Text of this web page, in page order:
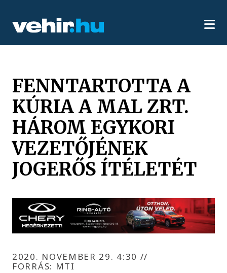
FENNTARTOTTA A
KÚRIA A MAL ZRT.
HÁROM EGYKORI
VEZETŐJÉNEK
JOGERŐS ÍTÉLETÉT
2020. NOVEMBER 29. 4:30 //
FORRÁS: MTI